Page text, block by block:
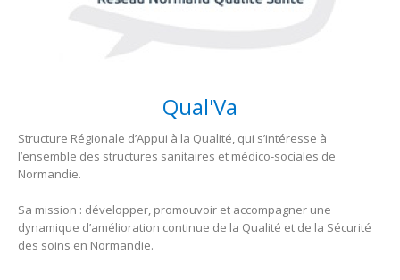
Qual'Va
Structure Régionale d’Appui à la Qualité, qui s’intéresse à
l’ensemble des structures sanitaires et médico-sociales de
Normandie.
Sa mission : développer, promouvoir et accompagner une
dynamique d’amélioration continue de la Qualité et de la Sécurité
des soins en Normandie.